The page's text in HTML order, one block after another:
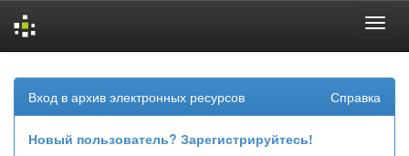
navigation
Вход в архив электронных ресурсов Справка
Новый пользователь? Зарегистрируйтесь!